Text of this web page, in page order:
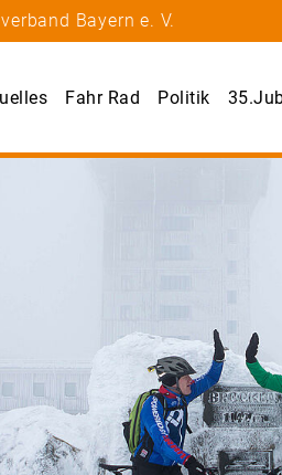
Bayern e. V.
Fahr Rad Politik